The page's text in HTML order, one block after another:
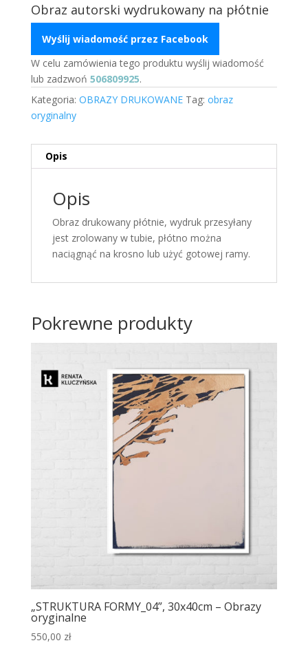
Obraz autorski wydrukowany na płótnie
Wyślij wiadomość przez Facebook
W celu zamówienia tego produktu wyślij wiadomość
lub zadzwoń 506809925.
Kategoria: OBRAZY DRUKOWANE Tag: obraz
oryginalny
Opis
Opis
Obraz drukowany płótnie, wydruk przesyłany
jest zrolowany w tubie, płótno można
naciągnąć na krosno lub użyć gotowej ramy.
Pokrewne produkty
„STRUKTURA FORMY_04”, 30x40cm – Obrazy
oryginalne
550,00 zł